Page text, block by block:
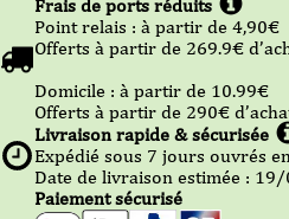
Frais de ports réduits
Point relais : à partir de 4,90€
Offerts à partir de 269.9€
Domicile : à partir de 10.99€
Offerts à partir de 290€
Livraison rapide & sécurisée
Expédié sous 7 jours ouvrés
Date de livraison estimée :
Paiement sécurisé